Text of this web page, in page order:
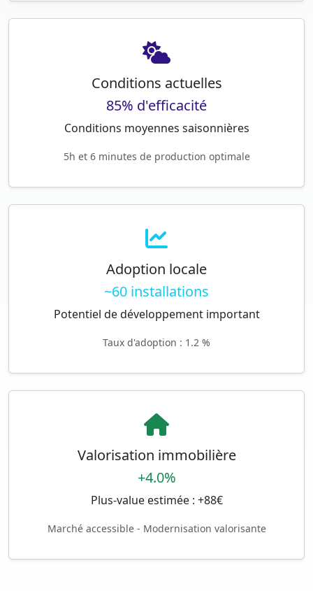
Conditions actuelles
85% d'efficacité
Conditions moyennes saisonnières
5h et 6 minutes de production optimale
Adoption locale
~60 installations
Potentiel de développement important
Taux d'adoption : 1.2 %
Valorisation immobilière
+4.0%
Plus-value estimée : +88€
Marché accessible - Modernisation valorisante